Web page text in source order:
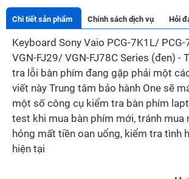
Chi tiết sản phẩm Chính sách dịch vụ Hỏi
Keyboard Sony Vaio PCG-7K1L/
VGN-FJ29/ VGN-FJ78C Series (đen) -
tra lỗi bàn phím đang gặp phải một
viết này Trung tâm bảo hành One sẽ
một số công cụ kiểm tra bàn phím
test khi mua bàn phím mới, tránh mua
hỏng mất tiền oan uổng, kiểm tra tình
hiện tại